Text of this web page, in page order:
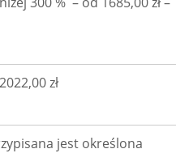
zł
jest określona